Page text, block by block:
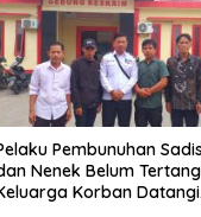
Pembunuhan
Nenek Belum
Korban Datangi